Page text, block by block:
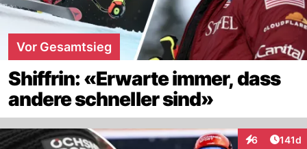
Vor Gesamtsieg
Shiffrin: «Erwarte immer, dass
andere schneller sind»
6
Interaktionen
141d